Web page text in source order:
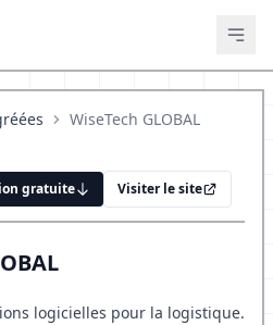
WiseTech GLOBAL
gratuite Visiter le site
logicielles pour la logistique.